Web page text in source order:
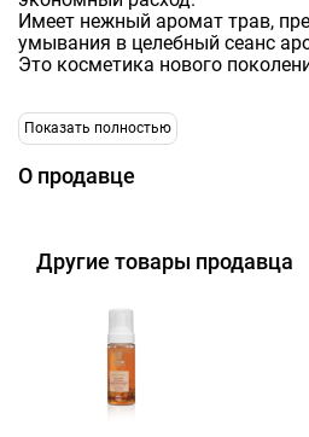
Имеет нежный аромат трав,
умывания в целебный сеанс
Это косметика нового
Показать полностью
О продавце
Другие товары продавца